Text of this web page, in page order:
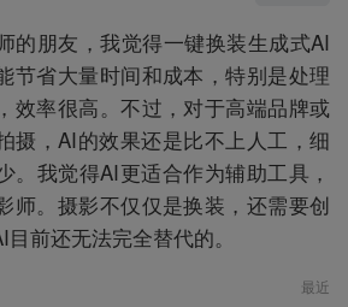
的朋友，我觉得一键换装生成式AI
节省大量时间和成本，特别是处理
效率很高。不过，对于高端品牌或
摄，AI的效果还是比不上人工，细
。我觉得AI更适合作为辅助工具，
师。摄影不仅仅是换装，还需要创
前还无法完全替代的。
最近